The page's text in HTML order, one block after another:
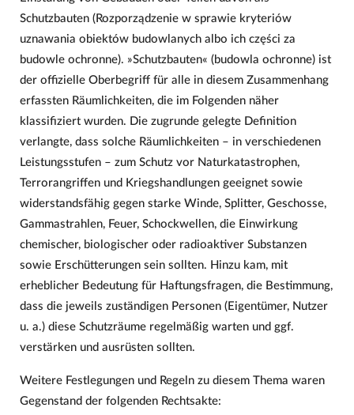
Schutzbauten (Rozporządzenie w sprawie kryteriów
uznawania obiektów budowlanych albo ich części za
budowle ochronne). »Schutzbauten« (budowla ochronne) ist
der offizielle Oberbegriff für alle in diesem Zusammenhang
erfassten Räumlichkeiten, die im Folgenden näher
klassifiziert wurden. Die zugrunde gelegte Definition
verlangte, dass solche Räumlichkeiten – in verschiedenen
Leistungsstufen – zum Schutz vor Naturkatastrophen,
Terrorangriffen und Kriegshandlungen geeignet sowie
widerstandsfähig gegen starke Winde, Splitter, Geschosse,
Gammastrahlen, Feuer, Schockwellen, die Einwirkung
chemischer, biologischer oder radioaktiver Substanzen
sowie Erschütterungen sein sollten. Hinzu kam, mit
erheblicher Bedeutung für Haftungsfragen, die Bestimmung,
dass die jeweils zuständigen Personen (Eigentümer, Nutzer
u. a.) diese Schutzräume regelmäßig warten und ggf.
verstärken und ausrüsten sollten.
Weitere Festlegungen und Regeln zu diesem Thema waren
Gegenstand der folgenden Rechtsakte: